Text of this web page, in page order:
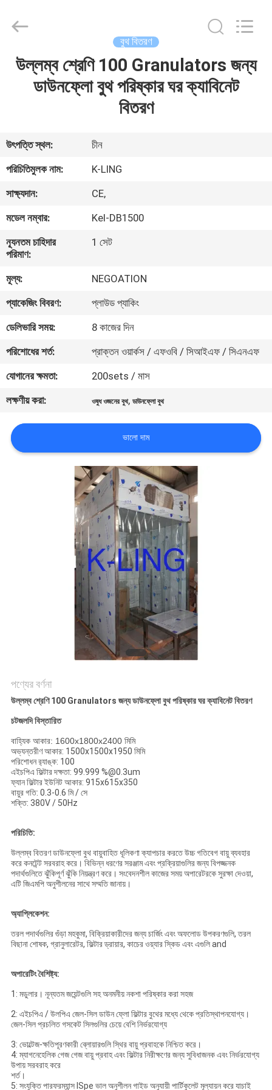
বাড়ি
আমাদের
সম্বন্ধে
কারখানা
পরিদর্শন
নিয়ন্ত্রণ
আমাদের
সাথে
যোগাযোগ
খবর
মামলা
Technology
Company.
বুথ বিতরণ
উল্লম্ব শ্রেণি 100 Granulators জন্য
ডাউনফ্লো বুথ পরিষ্কার ঘর ক্যাবিনেট
বিতরণ
উৎপত্তি স্থল:
চীন
পরিচিতিমুলক নাম:
K-LING
সাক্ষ্যদান:
CE,
মডেল নম্বার:
Kel-DB1500
ন্যূনতম চাহিদার
পরিমাণ:
1 সেট
মূল্য:
NEGOATION
প্যাকেজিং বিবরণ:
প্লাউড প্যাকিং
ডেলিভারি সময়:
8 কাজের দিন
পরিশোধের শর্ত:
প্রাক্তন ওয়ার্কস / এফওবি / সিআইএফ / সিএনএফ
যোগানের ক্ষমতা:
200sets / মাস
লক্ষণীয় করা:
ওষুধ ওজনের বুথ,ডাউনফ্লো বুথ
ভালো দাম
পণ্যের বর্ণনা
উল্লম্ব শ্রেণি 100 Granulators জন্য ডাউনফ্লো বুথ পরিষ্কার ঘর ক্যাবিনেট বিতরণ
চটজলদি বিস্তারিত
বাহ্যিক আকার: 1600x1800x2400 মিমি
অভ্যন্তরীণ আকার: 1500x1500x1950 মিমি
পরিশোধন র‌্যাঙ্ক: 100
এইচপিএ ফিল্টার দক্ষতা: 99.999 %@0.3um
ফ্যান ফিল্টার ইউনিট আকার: 915x615x350
বায়ুর গতি: 0.3-0.6 মি / সে
শক্তি: 380V / 50Hz
পরিচিতি:
উল্লম্ব বিতরণ ডাউনফ্লো বুথ বায়ুবাহিত ধূলিকণা ক্যাপচার করতে উচ্চ গতিবেগ বায়ু ব্যবহার
করে কনটেন্ট সরবরাহ করে। বিভিন্ন ধরণের সরঞ্জাম এবং প্রক্রিয়াগুলির জন্য বিপজ্জনক
পদার্থগুলিতে ঝুঁকিপূর্ণ ঝুঁকি নিয়ন্ত্রণ করে। সংবেদনশীল কাজের সময় অপারেটরকে সুরক্ষা দেওয়া,
এটি জিএমপি অনুশীলনের সাথে সম্মতি জানায়।
অ্যাপ্লিকেশন:
তরল পদার্থগুলির গুঁড়া মহকুমা, বিক্রিয়াকারীদের জন্য চার্জিং এবং অফলোড উপকরণগুলি, তরল
বিছানা শোষক, গ্রানুলারেটর, ফিল্টার ড্রায়ার, কাচের ওয়্যার স্কিড এবং এগুলি and
অপারেটিং বৈশিষ্ট্য:
1: মডুলার। নূন্যতম জয়েন্টগুলি সহ অনমনীয় নকশা পরিষ্কার করা সহজ
2: এইচপিএ / উলপিএ জেল-সিল ডাউন ফ্লো ফিল্টার বুথের মধ্যে থেকে প্রতিস্থাপনযোগ্য।
জেল-সিল প্রচলিত গসকেট সিলগুলির চেয়ে বেশি নির্ভরযোগ্য
3: ভোল্টেজ-ক্ষতিপূরণকারী ব্লোয়ারগুলি স্থির বায়ু প্রবাহকে নিশ্চিত করে।
4: ম্যাগনেহেলিক গেজ গেজ বায়ু প্রবাহ এবং ফিল্টার নিরীক্ষণের জন্য সুবিধাজনক এবং নির্ভরযোগ্য
উপায় সরবরাহ করে
শর্ত।
5: সংযুক্তি পারফরম্যান্স ISpe ভাল অনুশীলন গাইড অনুযায়ী পার্টিকুলেট মূল্যায়ন করে যাচাই